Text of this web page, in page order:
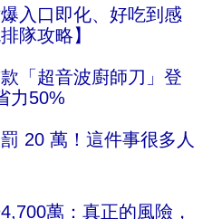
入口即化、好吃到感
隊攻略】
「超音波廚師刀」登
力50%
20 萬！這件事很多人
萬：真正的風險，